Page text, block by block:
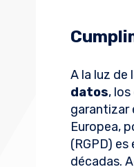
A la luz de
datos,
garantizar
Europea,
(RGPD)
décadas.